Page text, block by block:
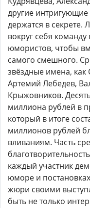
другие
держатся в секрете.
вокруг себя
юмористов, чтобы
самого смешного.
звёздные имена, как
Артемий Лебедев,
Крыжовников.
миллиона рублей в
который в итоге
миллионов рублей
вливаниям. Часть
каждый участник
юморе и
жюри своими
быть не только